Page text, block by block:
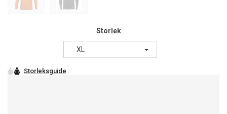
Storlek
XL